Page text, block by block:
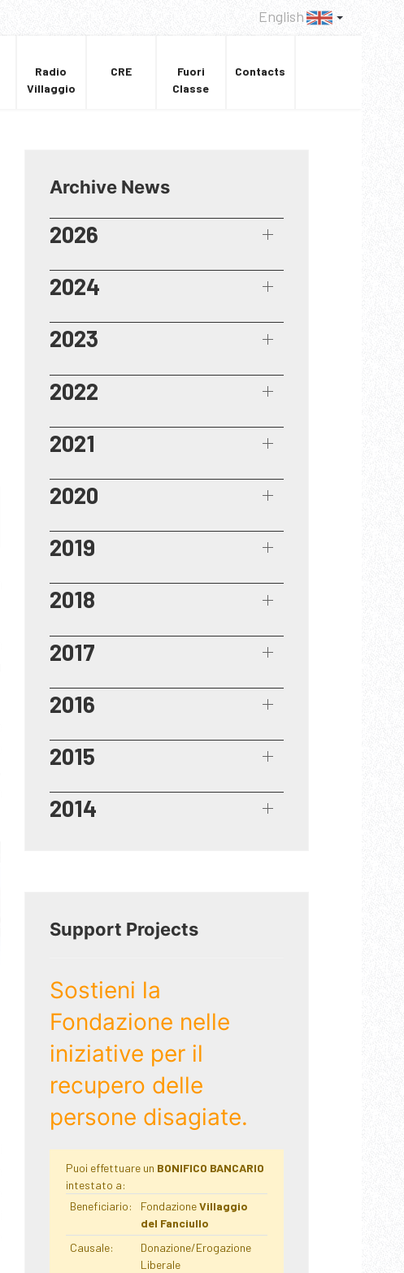
English
Radio
Villaggio
CRE
Fuori
Classe
Contacts
Archive News
2026
2024
2023
2022
2021
2020
2019
2018
2017
2016
2015
2014
Support Projects
Sostieni la
Fondazione nelle
iniziative per il
recupero delle
persone disagiate.
Puoi effettuare un BONIFICO BANCARIO
intestato a:
Beneficiario:
FondazioneVillaggio
del Fanciullo
Causale:
Donazione/Erogazione
Liberale